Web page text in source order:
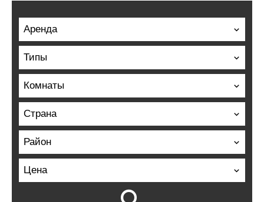
Аренда
Типы
Комнаты
Страна
Район
Цена